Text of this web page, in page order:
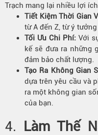
Trạch mang lại nhiều lợi
Tiết Kiệm Thời Gian
từ A đến Z, từ ý
Tối Ưu Chi Phí: Với
kế sẽ đưa ra những
đảm bảo chất lượng.
Tạo Ra Không Gian
dựa trên yêu cầu và
ra một không gian
của bạn.
4. Làm Thế